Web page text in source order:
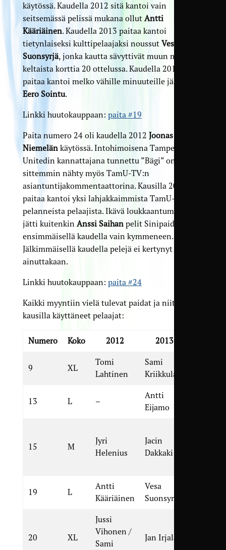
käytössä. Kaudella 2012 sitä kantoi vain
seitsemässä pelissä mukana ollut Antti
Kääriäinen. Kaudella 2013 paitaa kantoi
tietynlaiseksi kulttipelaajaksi noussut Vesa
Suonsyrjä, jonka kautta sävyttivät muun muassa 7
keltaista korttia 20 ottelussa. Kaudella 2014
paitaa kantoi melko vähille minuuteille jäänyt
Eero Sointu.
Linkki huutokauppaan: paita #19
Paita numero 24 oli kaudella 2012 Joonas
Niemelänkäytössä. Intohimoisena Tampere
Unitedin kannattajana tunnettu ”Bägi” on
sittemmin nähty myös TamU-TV:n
asiantuntijakommentaattorina. Kausilla 2013–14
paitaa kantoi yksi lahjakkaimmista TamU-K:ssa
pelanneista pelaajista. Ikävä loukkaantumiskierre
jätti kuitenkin Anssi Saihanpelit Sinipaidoissa
ensimmäisellä kaudella vain kymmeneen.
Jälkimmäisellä kaudella pelejä ei kertynyt
ainuttakaan.
Linkki huutokauppaan: paita #24
Kaikki myyntiin vielä tulevat paidat ja niitä eri
kausilla käyttäneet pelaajat:
Numero Koko 2012 2013
9 XL
Tomi
Lahtinen
Sami
Kriikkula
13 L –
Antti
Eijamo
15 M
Jyri
Helenius
Jacin
Dakkaki
19 L
Antti
Kääriäinen
Vesa
Suonsyrjä
20 XL
Jussi
Vihonen /
Sami
Jan Irjala